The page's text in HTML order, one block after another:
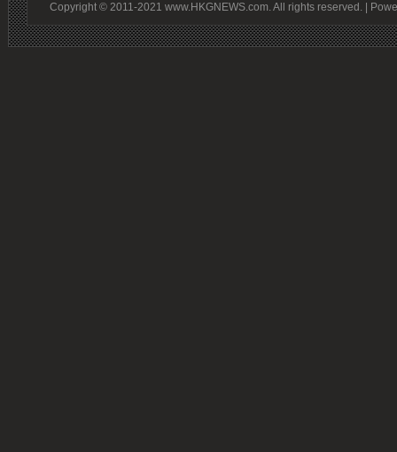
Copyright © 2011-2021 www.HKGNEWS.com. All rights reserved. |